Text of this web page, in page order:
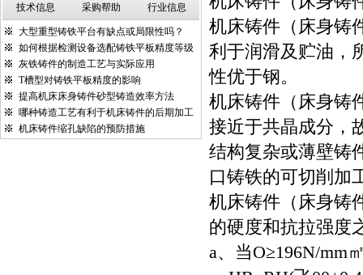
技术信息 采购帮助 行业信息
大型重型铸铁平台有缺点或局限性吗？
如何根据检测设备选配铸铁平板精度等级
灰铁铸件的制造工艺与实际应用
T槽型对铸铁平板精度的影响
提高机床床身铸件砂型铸造效率方法
哪种铸造工艺有利于机床铸件的后期加工
机床铸件缩孔缺陷的预防措施
机床铸件（床身铸
利于润滑及贮油，
性优于钢。
机床铸件（床身铸
接近于共晶成分，
结构复杂或薄壁铸
口铸铁的可切削加
机床铸件（床身铸
的硬度和抗拉强度
a、当O≥196N/mm